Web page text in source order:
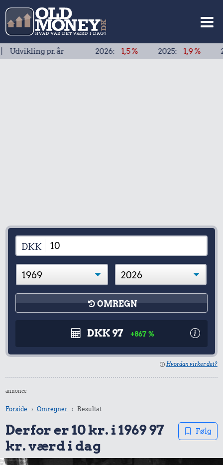
pr. år2026: 1,5 % 2025: 1,9 % 2024:
DKK
OMREGN
DKK 97 +867 %
Hvordan virker det?
annonce
Forside Omregner Resultat
Derfor er 10 kr. i 1969 97
kr. værd i dag
Følg